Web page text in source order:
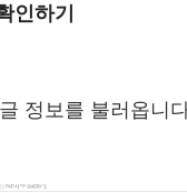
인하기
정보를 불러옵니